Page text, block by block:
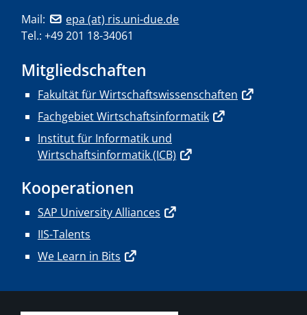
Mail:
epa (at) ris.uni-due.de
Tel.: +49 201 18-34061
Mitgliedschaften
Fakultät für Wirtschaftswissenschaften
Fachgebiet Wirtschaftsinformatik
Institut für Informatik und
Wirtschaftsinformatik (ICB)
Kooperationen
SAP University Alliances
IIS-Talents
We Learn in Bits